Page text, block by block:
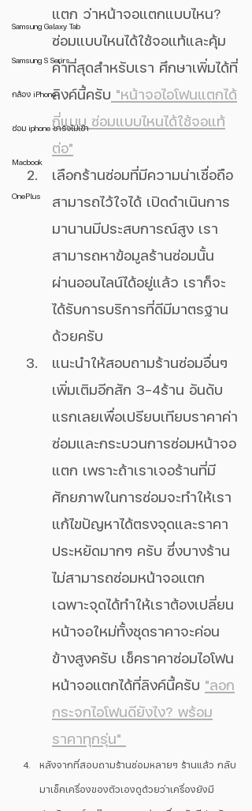
Samsung Galaxy Tab
Samsung S Serirs
กล้อง iPhone
ซ่อม iphone ชาร์จไม่เข้า
Macbook
OnePlus
แตก ว่าหน้าจอแตกแบบไหน?
ซ่อมแบบไหนได้ใช้จอแท้และคุ้ม
ค่าที่สุดสำหรับเรา ศึกษาเพิ่มได้ที่
ลิงค์นี้ครับ "หน้าจอไอโฟนแตกได้
กี่แบบ ซ่อมแบบไหนได้ใช้จอแท้
ต่อ"
เลือกร้านซ่อมที่มีความน่าเชื่อถือ
สามารถไว้ใจได้ เปิดดำเนินการ
มานานมีประสบการณ์สูง เรา
สามารถหาข้อมูลร้านซ่อมนั้น
ผ่านออนไลน์ได้อยู่แล้ว เราก็จะ
ได้รับการบริการที่ดีมีมาตรฐาน
ด้วยครับ
แนะนำให้สอบถามร้านซ่อมอื่นๆ
เพิ่มเติมอีกสัก 3-4ร้าน อันดับ
แรกเลยเพื่อเปรียบเทียบราคาค่า
ซ่อมและกระบวนการซ่อมหน้าจอ
แตก เพราะถ้าเราเจอร้านที่มี
ศักยภาพในการซ่อมจะทำให้เรา
แก้ไขปัญหาได้ตรงจุดและราคา
ประหยัดมากๆ ครับ ซึ่งบางร้าน
ไม่สามารถซ่อมหน้าจอแตก
เฉพาะจุดได้ทำให้เราต้องเปลี่ยน
หน้าจอใหม่ทั้งชุดราคาจะค่อน
ข้างสูงครับ เช็คราคาซ่อมไอโฟน
หน้าจอแตกได้ที่ลิงค์นี้ครับ "ลอก
กระจกไอโฟนดียังไง? พร้อม
ราคาทุกรุ่น"
หลังจากที่สอบถามร้านซ่อมหลายๆ ร้านแล้ว กลับ
มาเช็คเครื่องของตัวเองดูด้วยว่าเครื่องยังมี